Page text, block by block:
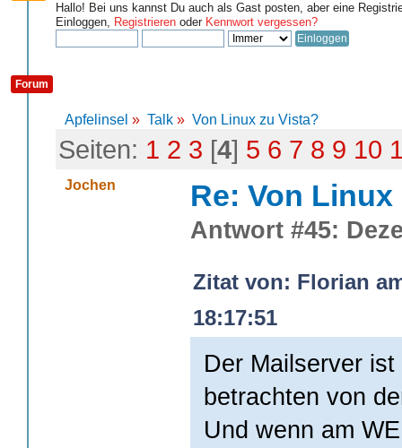
Hallo! Bei uns kannst Du auch als Gast posten, aber eine
Einloggen, Registrieren oder Kennwort vergessen?
Forum
Apfelinsel » Talk » Von Linux zu Vista?
Seiten: 1 2 3 [4] 5 6 7 8 9 10
Jochen Re: Von
Antwort #45:
Zitat von: Florian
18:17:51
Der Mailserver
betrachten von
Und wenn am